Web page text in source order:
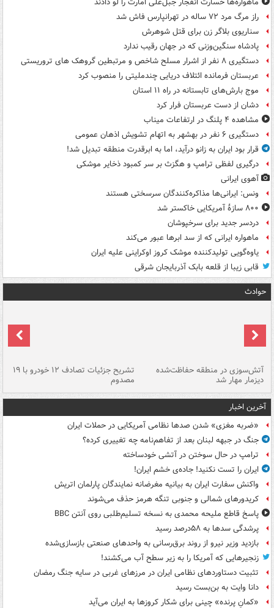
راز مرگ مرد ۷۲ ساله در تهرانپارس فاش شد
سناریوی بلاگر زن برای قتل شوهرش
پادشاه سنگین‌وزنی که در جهان رقیب ندارد
دستگیری ۸ نفر از اشرار مسلح شاخص و مرتبطین گروهک های تروریستی
عربستان فرمانده ائتلاف دریایی چندملیتی را منصوب کرد
موج بارش‌های تابستانه در راه ۱۱ استان
دشان از دست عربستان فرار کرد
مشاهده ۴ پلنگ در ارتفاعات میناب
دستگیری ۶ نفر در بهشهر به اتهام تشویش اذهان عمومی
قرار بود ایران به زانو درآید، اما به ابرقدرت منطقه تبدیل شد!
درگیری لفظی ترامپ و هگزث بر سر کمبود ذخایر موشکی
آهوی ایرانی
ونس: ایرانی‌ها مذاکره‌کنندگان سرسختی هستند
۸۰۰ سازۀ آمریکایی خاکستر شد
دردسر جدید برای سرخپوشان
ماهواره ایرانی که از سد ابرها عبور می‌کند
یاوه‌گویی تولیدکننده موشک کروز اوکراینی علیه ایران
قابی زیبا از قلعه بابک آذربایجان شرقی
حوادث
آتش‌سوزی در منطقه حفاظت‌شده
دیزمار مهار شد
تشریح جزئیات تصادف ۱۲ خودرو با ۱۹
مصدوم
آخرین اخبار
«ضربه مغزی» شدن صدها نظامی آمریکایی در حملات ایران
جنگ در جبهه لبنان بعد از تفاهم‌نامه چه تغییری کرده؟
ترامپ در حال سوختن در آتشی خودساخته
ایران را تست نکنید! جاده‌ی خشم ایران!
واکنش سفارت ایران به بیانیه مغرضانه نمایندگان پارلمان اتریش
کریدورهای شمالی و جنوبی تنگه هرمز حذف می‌شوند
پاسخ قاطع ملیحه محمدی به نسخه تسلیم‌طلبی روی آنتن BBC
پرشدگی سدها به ۵۸درصد رسید
بازدید وزیر نیرو از روند برق‌رسانی به واحدهای صنعتی بازسازی‌شده
زنجیرهایی که آمریکا را به زیر سطح آب می‌کشند!
تثبیت دستاوردهای نظامی ایران در مرزهای غربی در سایه جنگ رمضان
دانا وایت به بن‌بست رسید
«کمانِ پرنده» چینی برای شکار کروزها به ایران می‌آید